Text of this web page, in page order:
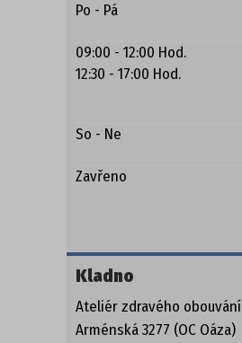
POLOBOTKY
TREKOVÁ OBUV
PROFI
DĚTSKÁ OBUV
Po - Pá
09:00 - 12:00 Hod.
12:30 - 17:00 Hod.
So - Ne
Zavřeno
Kladno
Ateliér zdravého obouvání
Arménská 3277 (OC Oáza)